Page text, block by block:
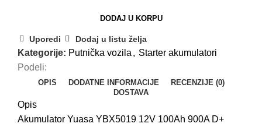
DODAJ U KORPU
Uporedi Dodaj u listu želja
Kategorije: Putnička vozila , Starter akumulatori
Podeli:
OPIS DODATNE INFORMACIJE
RECENZIJE (0)
DOSTAVA
Opis
Akumulator Yuasa YBX5019 12V 100Ah 900A D+